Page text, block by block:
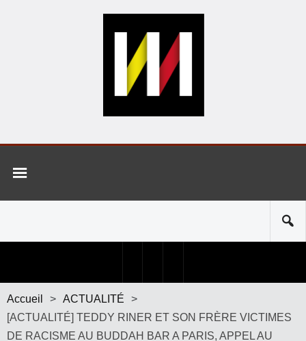
Accueil > ACTUALITÉ
>
[ACTUALITÉ] TEDDY RINER ET SON FRÈRE VICTIMES
DE RACISME AU BUDDAH BAR A PARIS, APPEL AU